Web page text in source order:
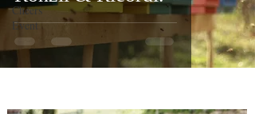
Cheers
Event